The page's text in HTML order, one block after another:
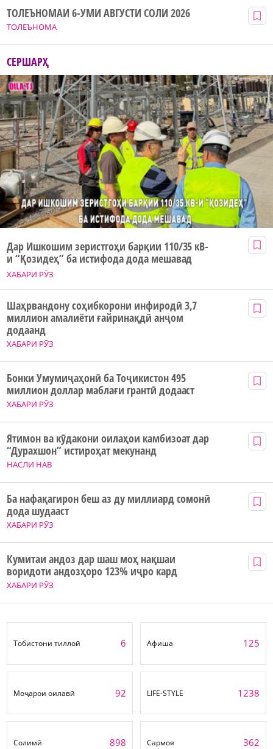
ТОЛЕЪНОМА
ТОЛЕЪНОМАИ 6-УМИ АВГУСТИ СОЛИ 2026
СЕРШАРҲ
ХАБАРИ РӮЗ
Дар Ишкошим зеристгоҳи барқии 110/35 кВ-
и “Қозидеҳ” ба истифода дода мешавад
ХАБАРИ РӮЗ
Шаҳрвандону соҳибкорони инфиродӣ 3,7
миллион амалиёти ғайринақдӣ анҷом
додаанд
ХАБАРИ РӮЗ
Бонки Умумиҷаҳонӣ ба Тоҷикистон 495
миллион доллар маблағи грантӣ додааст
НАСЛИ НАВ
Ятимон ва кӯдакони оилаҳои камбизоат дар
“Дурахшон” истироҳат мекунанд
ХАБАРИ РӮЗ
Ба нафақагирон беш аз ду миллиард сомонӣ
дода шудааст
ХАБАРИ РӮЗ
Кумитаи андоз дар шаш моҳ нақшаи
воридоти андозҳоро 123% иҷро кард
Тобистони тиллоӣ 6 Афиша 125
Моҷарои оилавӣ 92 LIFE-STYLE 1238
Солимӣ 898 Сармоя 362